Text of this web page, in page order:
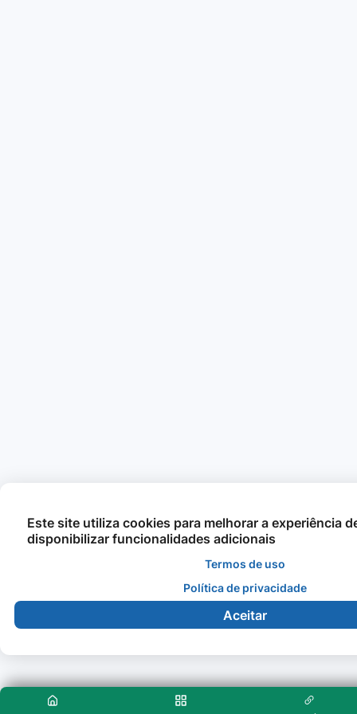
Este site utiliza cookies para melhorar a experiência
disponibilizar funcionalidades adicionais
Termos de uso
Política de privacidade
Aceitar